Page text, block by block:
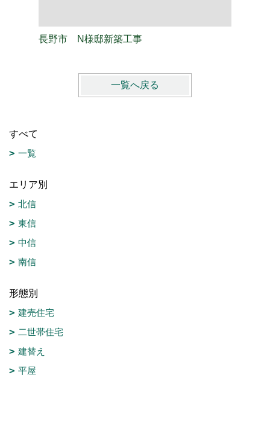
長野市 N様邸新築工事
一覧へ戻る
すべて
一覧
エリア別
北信
東信
中信
南信
形態別
建売住宅
二世帯住宅
建替え
平屋